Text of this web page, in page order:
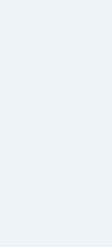
y transporte